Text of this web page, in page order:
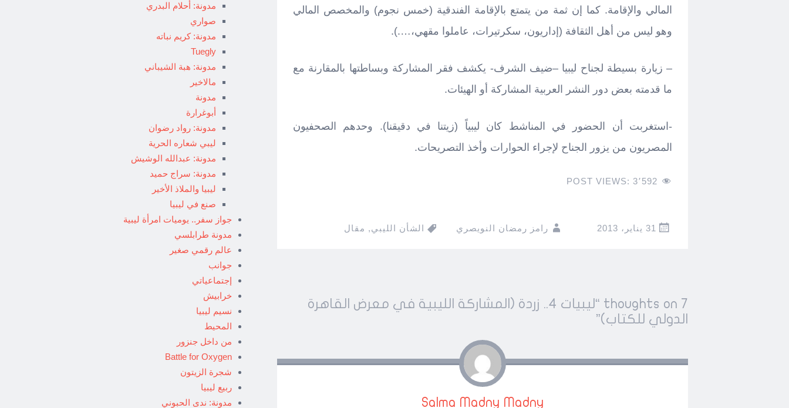
المالي والإقامة. كما إن ثمة من يتمتع بالإقامة الفندقية (خمس نجوم) والمخصص المالي
وهو ليس من أهل الثقافة (إداريون، سكرتيرات، عاملوا مقهي،….).
– زيارة بسيطة لجناح ليبيا –ضيف الشرف- يكشف فقر المشاركة وبساطتها بالمقارنة مع
ما قدمته بعض دور النشر العربية المشاركة أو الهيئات.
-استغربت أن الحضور في المناشط كان ليبياً (زيتنا في دقيقنا). وحدهم الصحفيون
المصريون من يزور الجناح لإجراء الحوارات وأخذ التصريحات.
POST VIEWS: 3٬592
31 يناير، 2013 رامز رمضان النويصري الشأن الليبي, مقال
Post
navigation
←
→
7 thoughts on “
ليبيات 4.. زردة (المشاركة الليبية في معرض القاهرة
الدولي للكتاب)”
Salma Madny Madny
مدونة: أحلام البدري
صواري
مدونة: كريم نباته
Tuegly
مدونة: هبة الشيباني
مالاخير
مدونة
أبوغرارة
مدونة: رواد رضوان
ليبي شعاره الحرية
مدونة: عبدالله الوشيش
مدونة: سراج حميد
ليبيا والملاذ الأخير
صنع في ليبيا
جواز سفر.. يوميات امرأة ليبية
مدونة طرابلسي
عالم رقمي صغير
جوانب
إجتماعياتي
خرابيش
نسيم ليبيا
المحيط
من داخل جنزور
Battle for Oxygen
شجرة الزيتون
ربيع ليبيا
مدونة: ندى الحبوني